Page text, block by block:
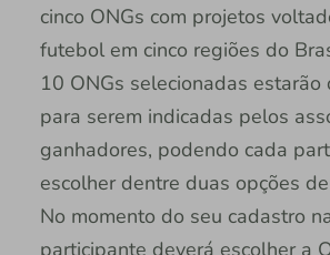
cinco ONGs com projetos
futebol em cinco regiões do
10 ONGs selecionadas estarão
para serem indicadas pelos
ganhadores, podendo cada
escolher dentre duas opções
No momento do seu cadastro
participante deverá escolher a